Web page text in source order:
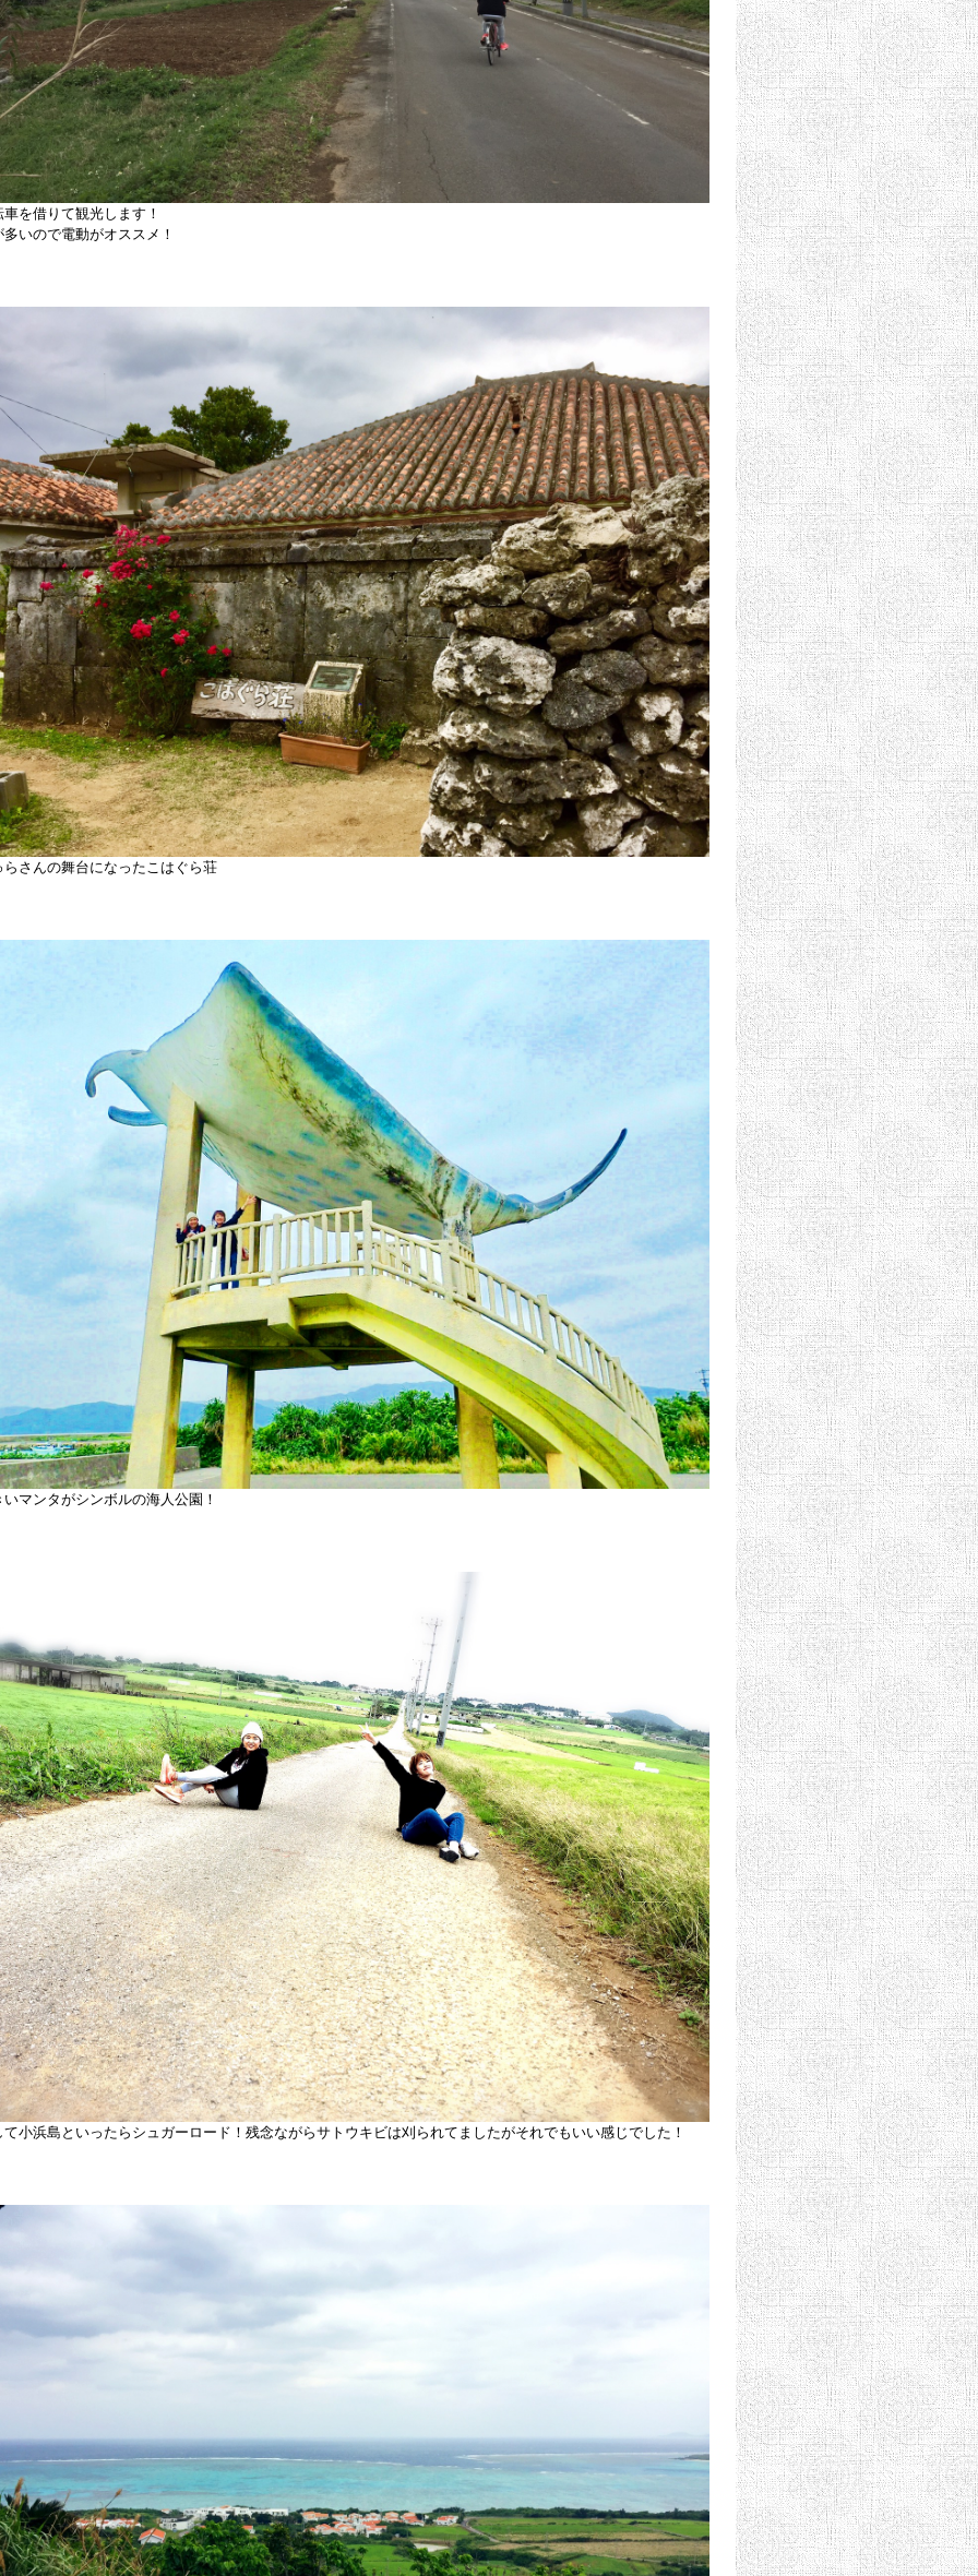
車を借りて観光します！
多いので電動がオススメ！
らさんの舞台になったこはぐら荘
いマンタがシンボルの海人公園！
て小浜島 といったらシュガーロード！残念ながらサトウキビは刈られてましたがそれでもいい感じでした！